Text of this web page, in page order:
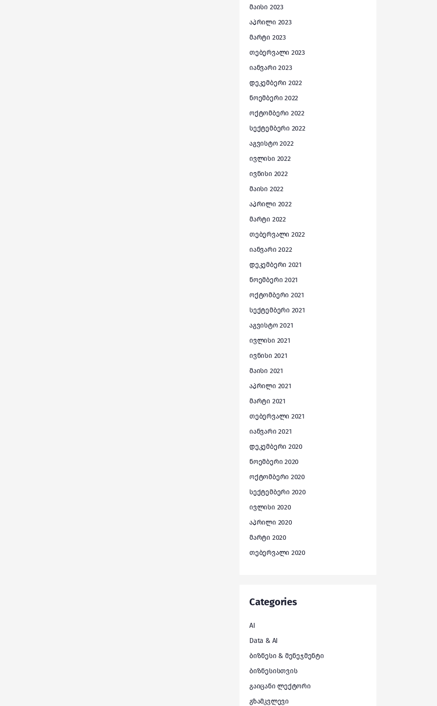
მაისი 2023
აპრილი 2023
მარტი 2023
თებერვალი 2023
იანვარი 2023
დეკემბერი 2022
ნოემბერი 2022
ოქტომბერი 2022
სექტემბერი 2022
აგვისტო 2022
ივლისი 2022
ივნისი 2022
მაისი 2022
აპრილი 2022
მარტი 2022
თებერვალი 2022
იანვარი 2022
დეკემბერი 2021
ნოემბერი 2021
ოქტომბერი 2021
სექტემბერი 2021
აგვისტო 2021
ივლისი 2021
ივნისი 2021
მაისი 2021
აპრილი 2021
მარტი 2021
თებერვალი 2021
იანვარი 2021
დეკემბერი 2020
ნოემბერი 2020
ოქტომბერი 2020
სექტემბერი 2020
ივლისი 2020
აპრილი 2020
მარტი 2020
თებერვალი 2020
Categories
AI
Data & AI
ბიზნესი & მენეჯმენტი
ბიზნესისთვის
გაიცანი ლექტორი
გზამკვლევი